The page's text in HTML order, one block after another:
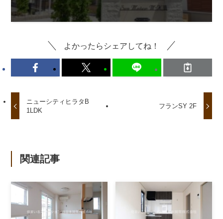
よかったらシェアしてね！
ニューシティヒラタB
1LDK
フランSY 2F
関連記事